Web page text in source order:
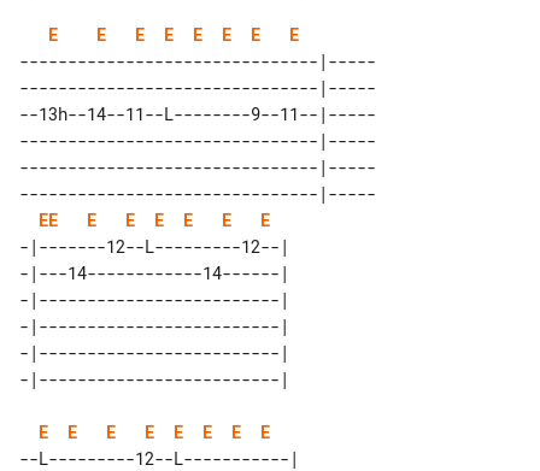
E E E E E E E
E
-------------------------------|-----
-------------------------------|-----
--13h--14--11--L--------9--11--|-----
-------------------------------|-----
-------------------------------|-----
-------------------------------|-----
EE E E E E E
E
-|-------12--L---------12--|
-|---14------------14------|
-|-------------------------|
-|-------------------------|
-|-------------------------|
E E E E E E E
E
--L---------12--L-----------|